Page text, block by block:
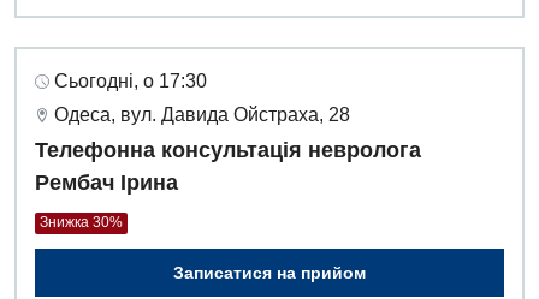
Сьогодні, о 17:30
Одеса, вул. Давида Ойстраха, 28
Телефонна консультація невролога
Рембач Ірина
Знижка 30%
Записатися на прийом